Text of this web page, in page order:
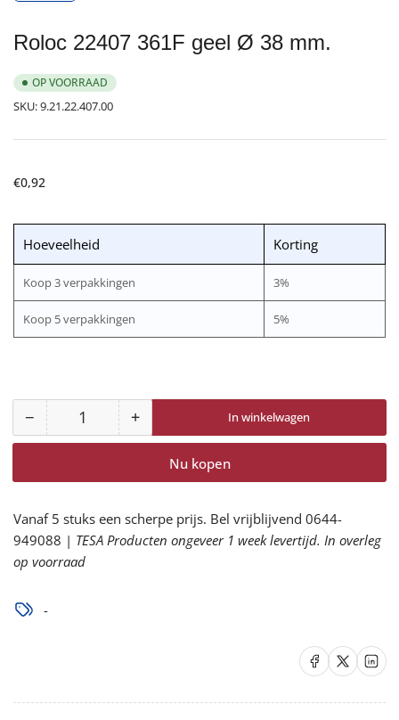
Roloc 22407 361F geel Ø 38 mm.
OP VOORRAAD
SKU:9.21.22.407.00
Normale
€0,92
Hoeveelheid Korting
Koop 3 verpakkingen 3%
Koop 5 verpakkingen 5%
− Aantal
voor
361F
geel
Ø
verlagen
Aantal +Aantal
voor
Roloc
361F
geel
In winkelwagen
Nu kopen
Vanaf 5 stuks een scherpe prijs. Bel vrijblijvend 0644-
949088 | TESA Producten ongeveer 1 week levertijd. In overleg
op voorraad
-
Delen op Facebook
Delen op X Delen